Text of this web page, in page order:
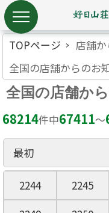
TOPページ
店舗
全国の店舗からのお
全国の店舗か
68214件中67411〜
最初
2244 2245